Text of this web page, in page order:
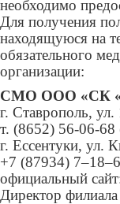
необходимо
Для получения
находящуюся на
обязательного
организации:
СМО ООО «СК
г. Ставрополь,
т. (8652) 56-06-68
г. Ессентуки, ул.
+7 (87934)
официальный
Директор